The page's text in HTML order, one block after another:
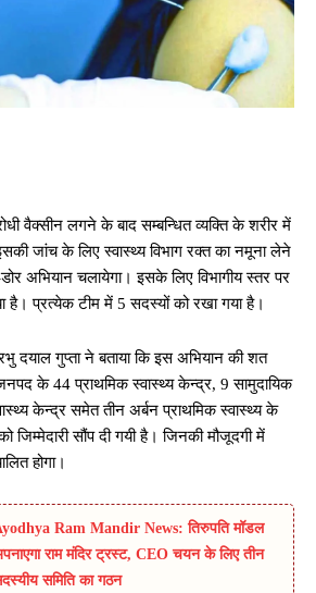
वैक्सीन लगने के बाद सम्बन्धित व्यक्ति के शरीर में
जांच के लिए स्वास्थ्य विभाग रक्त का नमूना लेने
अभियान चलायेगा। इसके लिए विभागीय स्तर पर
है। प्रत्येक टीम में 5 सदस्यों को रखा गया है।
दयाल गुप्ता ने बताया कि इस अभियान की शत
के 44 प्राथमिक स्वास्थ्य केन्द्र, 9 सामुदायिक
केन्द्र समेत तीन अर्बन प्राथमिक स्वास्थ्य के
को जिम्मेदारी सौंप दी गयी है। जिनकी मौजूदगी में
होगा।
Ram Mandir News: तिरुपति मॉडल
राम मंदिर ट्रस्ट, CEO चयन के लिए तीन
समिति का गठन